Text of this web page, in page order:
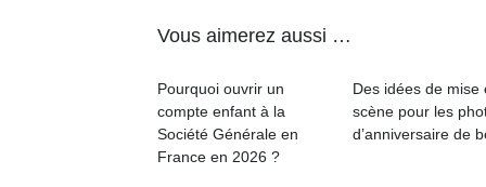
Vous aimerez aussi …
Pourquoi ouvrir un
compte enfant à la
Société Générale en
France en 2026 ?
Des idées de mise
scène pour les
d’anniversaire de